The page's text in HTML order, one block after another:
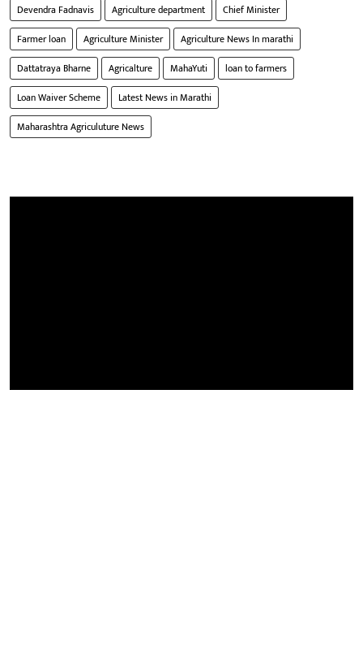
Devendra Fadnavis
Agriculture department
Chief Minister
Farmer loan
Agriculture Minister
Agriculture News In marathi
Dattatraya Bharne
Agricalture MahaYuti
loan to farmers
Loan Waiver Scheme
Latest News in Marathi
Maharashtra Agriculuture News